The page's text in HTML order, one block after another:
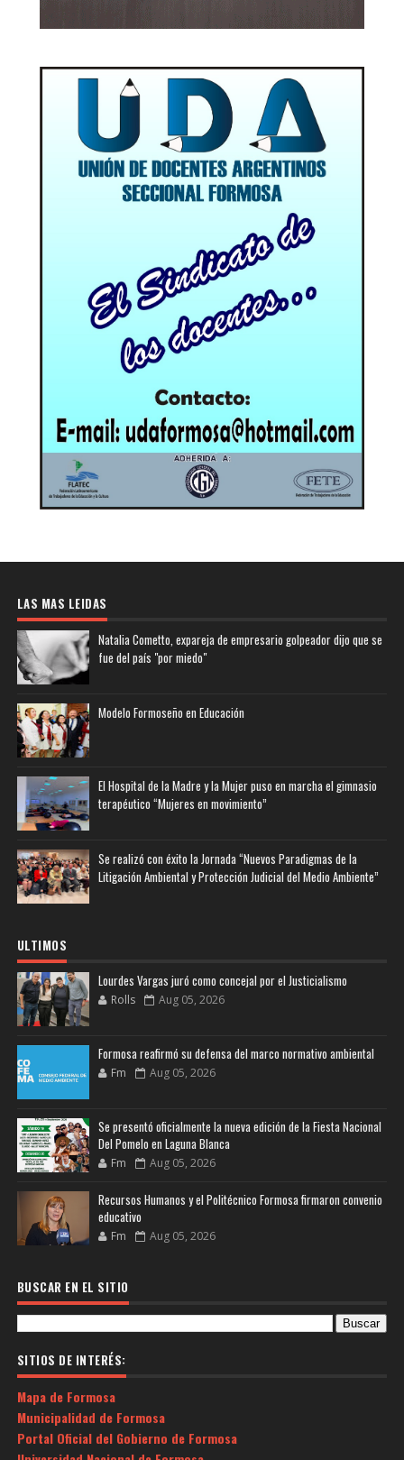
LAS MAS LEIDAS
Natalia Cometto, expareja de empresario golpeador dijo que se
fue del país "por miedo"
Modelo Formoseño en Educación
El Hospital de la Madre y la Mujer puso en marcha el gimnasio
terapéutico “Mujeres en movimiento”
Se realizó con éxito la Jornada “Nuevos Paradigmas de la
Litigación Ambiental y Protección Judicial del Medio Ambiente”
ULTIMOS
Lourdes Vargas juró como concejal por el Justicialismo
Rolls Aug 05, 2026
Formosa reafirmó su defensa del marco normativo ambiental
Fm Aug 05, 2026
Se presentó oficialmente la nueva edición de la Fiesta Nacional
Del Pomelo en Laguna Blanca
Fm Aug 05, 2026
Recursos Humanos y el Politécnico Formosa firmaron convenio
educativo
Fm Aug 05, 2026
BUSCAR EN EL SITIO
SITIOS DE INTERÉS:
Mapa de Formosa
Municipalidad de Formosa
Portal Oficial del Gobierno de Formosa